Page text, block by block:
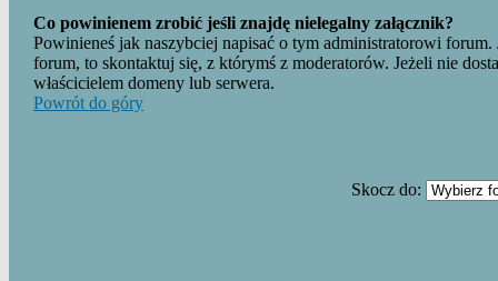
Co powinienem zrobić jeśli znajdę nielegalny załącznik?
Powinieneś jak naszybciej napisać o tym administratorowi
forum, to skontaktuj się, z którymś z moderatorów. Jeżeli nie
właścicielem domeny lub serwera.
Powrót do góry
Skocz do: